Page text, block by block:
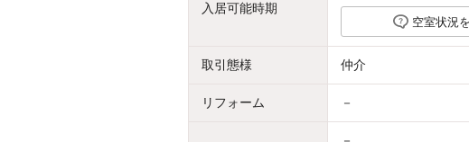
入居可能時期
空室状況
取引態様 仲介
リフォーム －